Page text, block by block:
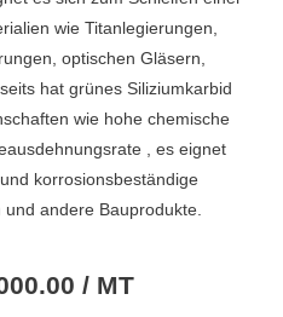
wie Titanlegierungen,
optischen Gläsern,
hat grünes Siliziumkarbid
wie hohe chemische
, es eignet
korrosionsbeständige
andere Bauprodukte.
/ MT